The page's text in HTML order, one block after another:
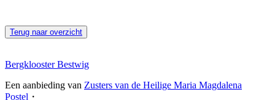
Terug naar overzicht
Bergklooster Bestwig
Een aanbieding van Zusters van de Heilige Maria Magdalena
Postel ・